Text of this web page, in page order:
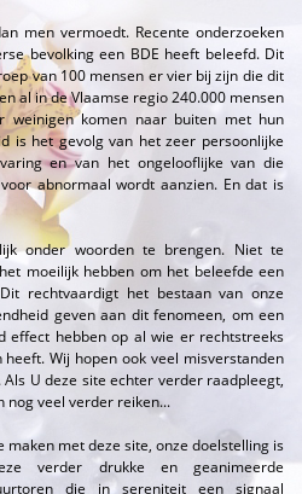
men vermoedt. Recente onderzoeken
bevolking een BDE heeft beleefd. Dit
van 100 mensen er vier bij zijn die dit
al in de Vlaamse regio 240.000 mensen
weinigen komen naar buiten met hun
is het gevolg van het zeer persoonlijke
en van het ongelooflijke van die
abnormaal wordt aanzien. En dat is
onder woorden te brengen. Niet te
moeilijk hebben om het beleefde een
rechtvaardigt het bestaan van onze
geven aan dit fenomeen, om een
effect hebben op al wie er rechtstreeks
Wij hopen ook veel misverstanden
U deze site echter verder raadpleegt,
nog veel verder reiken...
maken met deze site, onze doelstelling is
verder drukke en geanimeerde
die in sereniteit een signaal